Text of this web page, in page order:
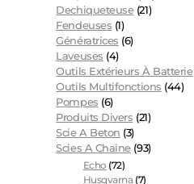
Dechiqueteuse (21)
Fendeuses (1)
Génératrices (6)
Laveuses (4)
Outils Extérieurs À Batterie
Outils Multifonctions (44)
Pompes (6)
Produits Divers (21)
Scie A Beton (3)
Scies A Chaine (93)
Echo (72)
Husqvarna (7)